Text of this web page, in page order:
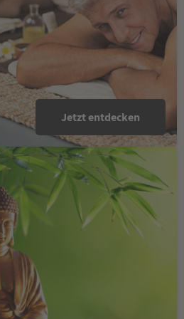
Jetzt entdecken